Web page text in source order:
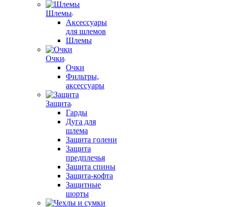
Шлемы
Аксессуары
для шлемов
Шлемы
Очки
Очки
Фильтры,
аксессуары
Защита
Гарды
Дуга для
шлема
Защита голени
Защита
предплечья
Защита спины
Защита-кофта
Защитные
шорты